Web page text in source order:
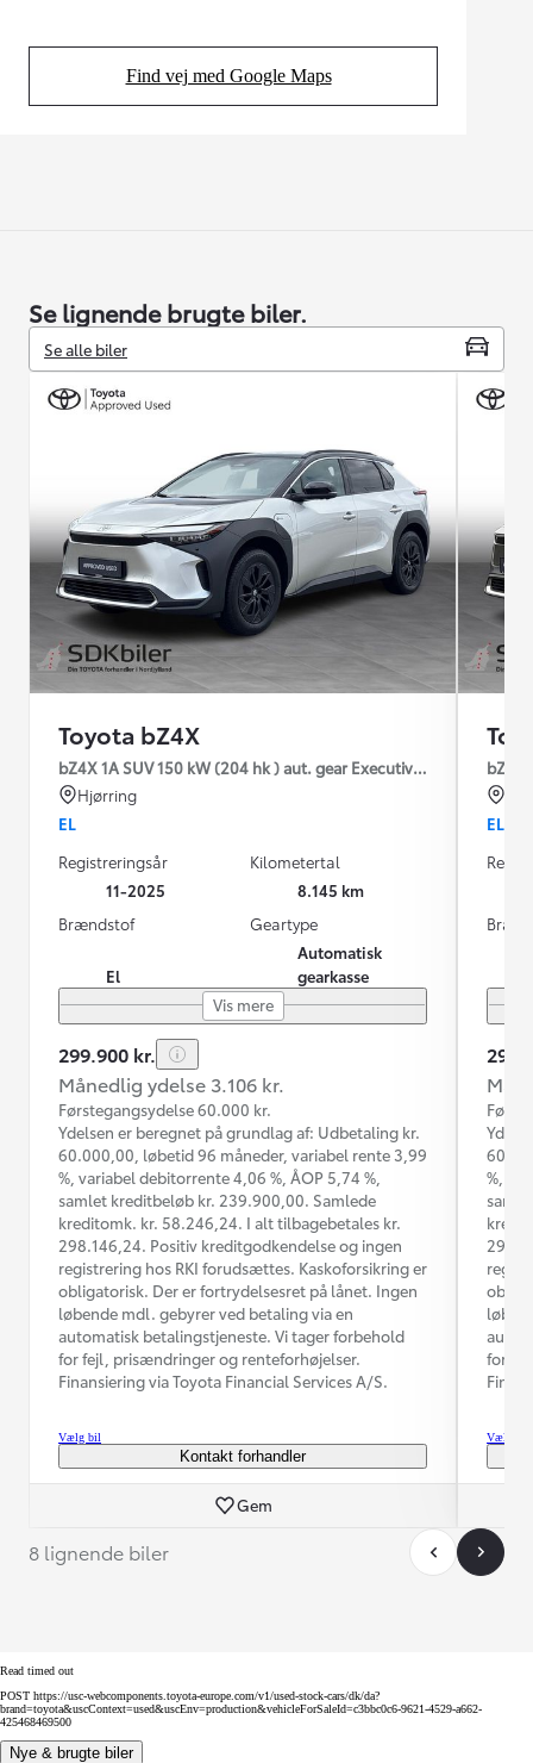
Find vej med Google Maps
(Opens in new tab)
Se lignende brugte biler.
Se alle biler
Toyota bZ4X
bZ4X 1A SUV 150 kW (204 hk ) aut. gear Executive Premium
Hjørring
EL
Registreringsår
11-2025
Kilometertal
8.145 km
Brændstof
El
Geartype
Automatisk
gearkasse
Vis mere
299.900 kr.
Månedlig ydelse 3.106 kr.
Førstegangsydelse 60.000 kr.
Ydelsen er beregnet på grundlag af: Udbetaling kr.
60.000,00, løbetid 96 måneder, variabel rente 3,99
%, variabel debitorrente 4,06 %, ÅOP 5,74 %,
samlet kreditbeløb kr. 239.900,00. Samlede
kreditomk. kr. 58.246,24. I alt tilbagebetales kr.
298.146,24. Positiv kreditgodkendelse og ingen
registrering hos RKI forudsættes. Kaskoforsikring er
obligatorisk. Der er fortrydelsesret på lånet. Ingen
løbende mdl. gebyrer ved betaling via en
automatisk betalingstjeneste. Vi tager forbehold
for fejl, prisændringer og renteforhøjelser.
Finansiering via Toyota Financial Services A/S.
Vælg bil
Kontakt forhandler
Gem
bZ4X
EL
%,
for
Vælg bil
8 lignende biler
Read timed out
POST https://usc-webcomponents.toyota-europe.com/v1/used-stock-cars/dk/da?
brand=toyota&uscContext=used&uscEnv=production&vehicleForSaleId=c3bbc0c6-9621-4529-a662-
425468469500
Nye & brugte biler